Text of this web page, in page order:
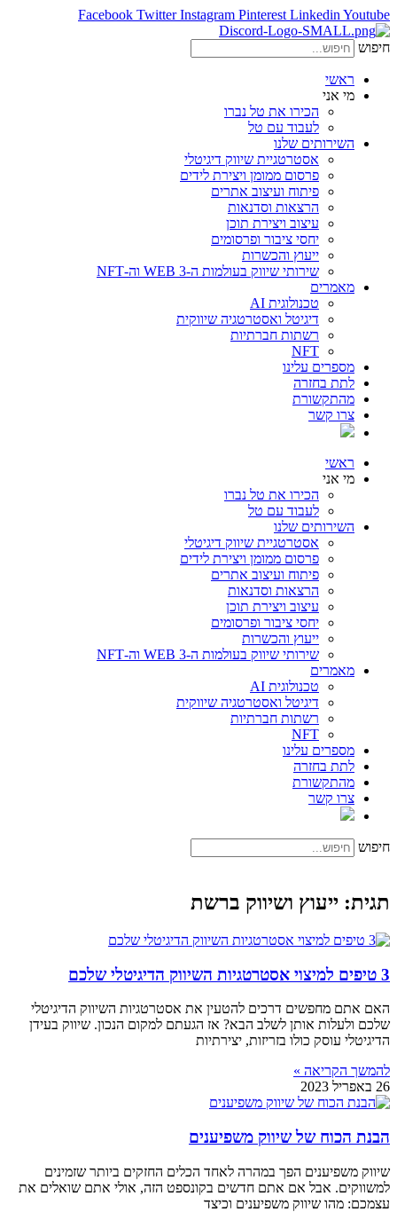
Facebook Twitter Instagram Pinterest Linkedin Youtube
חיפוש
ראשי
מי אני
הכירו את טל נברו
לעבוד עם טל
השירותים שלנו
אסטרטגיית שיווק דיגיטלי
פרסום ממומן ויצירת לידים
פיתוח ועיצוב אתרים
הרצאות וסדנאות
עיצוב ויצירת תוכן
יחסי ציבור ופרסומים
ייעוץ והכשרות
שירותי שיווק בעולמות ה-WEB 3 וה-NFT
מאמרים
טכנולוגית AI
דיגיטל ואסטרטגיה שיווקית
רשתות חברתיות
NFT
מספרים עלינו
לתת בחזרה
מהתקשורת
צרו קשר
ראשי
מי אני
הכירו את טל נברו
לעבוד עם טל
השירותים שלנו
אסטרטגיית שיווק דיגיטלי
פרסום ממומן ויצירת לידים
פיתוח ועיצוב אתרים
הרצאות וסדנאות
עיצוב ויצירת תוכן
יחסי ציבור ופרסומים
ייעוץ והכשרות
שירותי שיווק בעולמות ה-WEB 3 וה-NFT
מאמרים
טכנולוגית AI
דיגיטל ואסטרטגיה שיווקית
רשתות חברתיות
NFT
מספרים עלינו
לתת בחזרה
מהתקשורת
צרו קשר
חיפוש
תגית: ייעוץ ושיווק ברשת
3 טיפים למיצוי אסטרטגיות השיווק הדיגיטלי שלכם
האם אתם מחפשים דרכים להטעין את אסטרטגיות השיווק הדיגיטלי
שלכם ולעלות אותן לשלב הבא? אז הגעתם למקום הנכון. שיווק בעידן
הדיגיטלי עוסק כולו בזריזות, יצירתיות
להמשך הקריאה »
26 באפריל 2023
הבנת הכוח של שיווק משפיענים
שיווק משפיענים הפך במהרה לאחד הכלים החזקים ביותר שזמינים
למשווקים. אבל אם אתם חדשים בקונספט הזה, אולי אתם שואלים את
עצמכם: מהו שיווק משפיענים וכיצד